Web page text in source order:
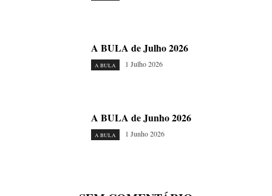
A BULA de Julho 2026
A BULA 1 Julho 2026
A BULA de Junho 2026
A BULA 1 Junho 2026